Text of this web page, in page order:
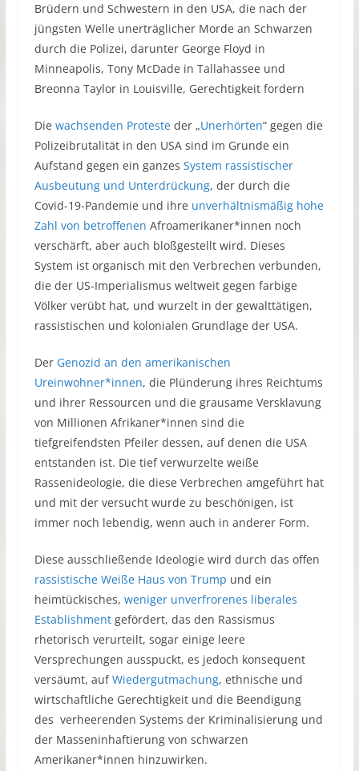
Brüdern und Schwestern in den USA, die nach der
jüngsten Welle unerträglicher Morde an Schwarzen
durch die Polizei, darunter George Floyd in
Minneapolis, Tony McDade in Tallahassee und
Breonna Taylor in Louisville, Gerechtigkeit fordern
Die wachsenden Protesteder „Unerhörten“ gegen die
Polizeibrutalität in den USA sind im Grunde ein
Aufstand gegen ein ganzes System rassistischer
Ausbeutung und Unterdrückung, der durch die
Covid-19-Pandemie und ihre unverhältnismäßig hohe
Zahl von betroffenen Afroamerikaner*innen noch
verschärft, aber auch bloßgestellt wird. Dieses
System ist organisch mit den Verbrechen verbunden,
die der US-Imperialismus weltweit gegen farbige
Völker verübt hat, und wurzelt in der gewalttätigen,
rassistischen und kolonialen Grundlage der USA.
Der Genozid an den amerikanischen
Ureinwohner*innen, die Plünderung ihres Reichtums
und ihrer Ressourcen und die grausame Versklavung
von Millionen Afrikaner*innen sind die
tiefgreifendsten Pfeiler dessen, auf denen die USA
entstanden ist. Die tief verwurzelte weiße
Rassenideologie, die diese Verbrechen amgeführt hat
und mit der versucht wurde zu beschönigen, ist
immer noch lebendig, wenn auch in anderer Form.
Diese ausschließende Ideologie wird durch das offen
rassistische Weiße Haus von Trump und ein
heimtückisches, weniger unverfrorenes liberales
Establishmentgefördert, das den Rassismus
rhetorisch verurteilt, sogar einige leere
Versprechungen ausspuckt, es jedoch konsequent
versäumt, aufWiedergutmachung, ethnische und
wirtschaftliche Gerechtigkeit und die Beendigung
des verheerenden Systems der Kriminalisierung und
der Masseninhaftierung von schwarzen
Amerikaner*innen hinzuwirken.